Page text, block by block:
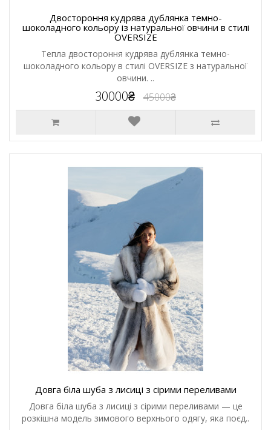
Двостороння кудрява дублянка темно-
шоколадного кольору із натуральної овчини в стилі
OVERSIZE
Тепла двостороння кудрява дублянка темно-
шоколадного кольору в стилі OVERSIZE з натуральної
овчини. ..
30000₴ 45000₴
Довга біла шуба з лисиці з сірими переливами
Довга біла шуба з лисиці з сірими переливами — це
розкішна модель зимового верхнього одягу, яка поєд..